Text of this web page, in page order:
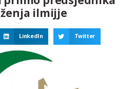
ilmijje
LinkedIn Twitter